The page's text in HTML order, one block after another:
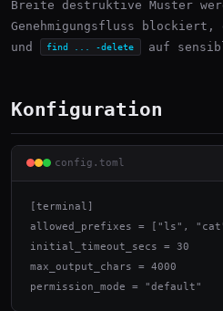
Breite destruktive Muster
Genehmigungsfluss
und find ... -delete auf
Konfiguration
config.toml
[terminal]
allowed_prefixes = ["ls",
initial_timeout_secs = 30
max_output_chars = 4000
permission_mode = "default"